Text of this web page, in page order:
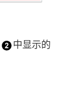
中显示的